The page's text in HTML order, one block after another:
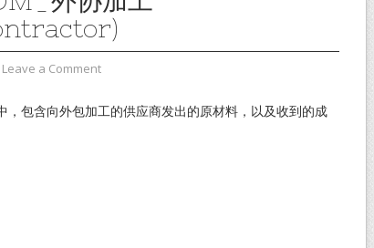
Leave a Comment
包含向外包加工的供应商发出的原材料，以及收到的成